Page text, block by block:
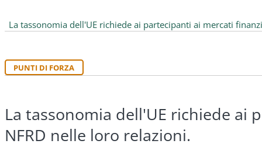
La tassonomia dell'UE richiede ai partecipanti ai mercati
PUNTI DI FORZA
La tassonomia dell'UE richiede
NFRD nelle loro relazioni.